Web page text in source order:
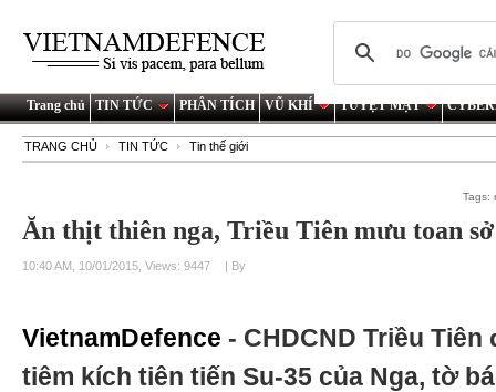
Trang chủ TIN TỨC PHÂN TÍCH VŨ KHÍ TUYỆT MẬT
TRANG CHỦ TIN TỨC Tin thế giới
Tags:
Ăn thịt thiên nga, Triều Tiên mưu toan
10:40 AM, 10/01/2015, Views: 9447 | By
VietnamDefence - CHDCND Triều
tiêm kích tiên tiến Su-35 của Nga, tờ